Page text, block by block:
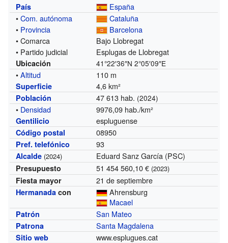
País
España
•Com. autónoma
Cataluña
• Provincia
Barcelona
• Comarca
Bajo Llobregat
• Partido judicial
Esplugas de Llobregat
Ubicación 41°22′36″N 2°05′09″E
•Altitud 110 m
Superficie 4,6 km²
Población 47 613 hab. (2024)
• Densidad 9976,09 hab./km²
Gentilicio espluguense
Código postal 08950
Pref. telefónico 93
Alcalde (2024) Eduard Sanz García (PSC)
Presupuesto 51 454 560,10 € (2023)
Fiesta mayor 21 de septiembre
Hermanada con
Ahrensburg
Macael
Patrón San Mateo
Patrona Santa Magdalena
Sitio web www.esplugues.cat